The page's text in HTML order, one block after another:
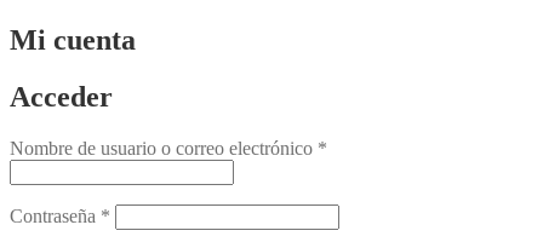
Mi cuenta
Acceder
Nombre de usuario o correo electrónico *
Contraseña *